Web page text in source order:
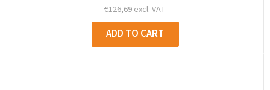
€126,69 excl. VAT
ADD TO CART